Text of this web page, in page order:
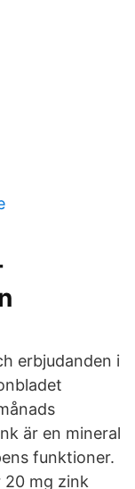
erbjudanden i
är en mineral
funktioner.
20 mg zink